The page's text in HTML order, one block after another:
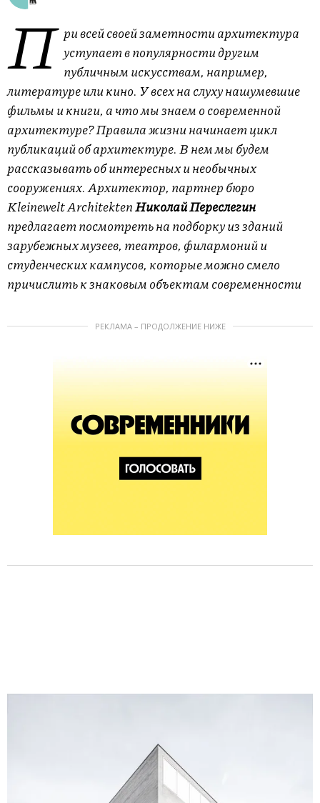
П ри всей своей заметности архитектура
уступает в популярности другим
публичным искусствам, например,
литературе или кино. У всех на слуху нашумевшие
фильмы и книги, а что мы знаем о современной
архитектуре? Правила жизни начинает цикл
публикаций об архитектуре. В нем мы будем
рассказывать об интересных и необычных
сооружениях. Архитектор, партнер бюро
Kleinewelt ArchitektenНиколай Переслегин
предлагает посмотреть на подборку из зданий
зарубежных музеев, театров, филармоний и
студенческих кампусов, которые можно смело
причислить к знаковым объектам современности
РЕКЛАМА – ПРОДОЛЖЕНИЕ НИЖЕ